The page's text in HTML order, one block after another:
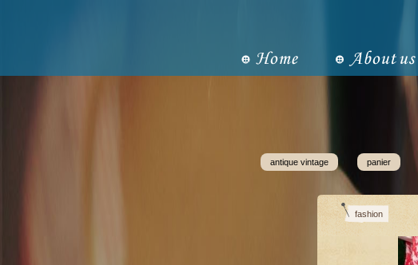
antique vintage panier
fashion